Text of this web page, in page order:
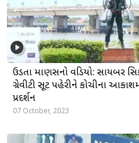
ઉડતા માણસનો વિડિયો: સાયબર
ગ્રેવીટી સૂટ પહેરીને કોચીના
પ્રદર્શન
07 October, 2023